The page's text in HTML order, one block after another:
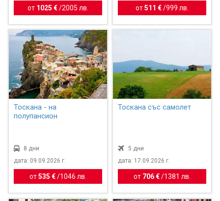
от 1025 € /2005 лв. от511 €/999 лв.
Тоскана - на
полупансион
8 дни
дата: 09.09.2026 г.
от535 € / 1046 лв.
Тоскана със самолет
5 дни
дата: 17.09.2026 г.
от 706 €/ 1381 лв.